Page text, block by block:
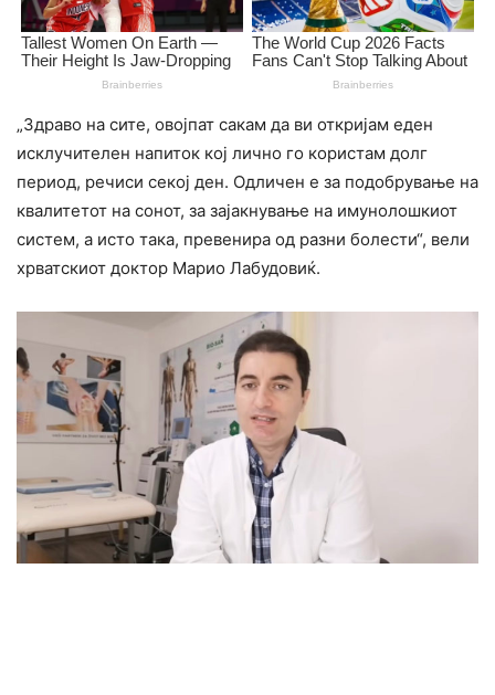
„Здраво на сите, овојпат сакам да ви откријам еден
исклучителен напиток кој лично го користам долг
период, речиси секој ден. Одличен е за подобрување на
квалитетот на сонот, за зајакнување на имунолошкиот
систем, а исто така, превенира од разни болести“, вели
хрватскиот доктор Марио Лабудовиќ.